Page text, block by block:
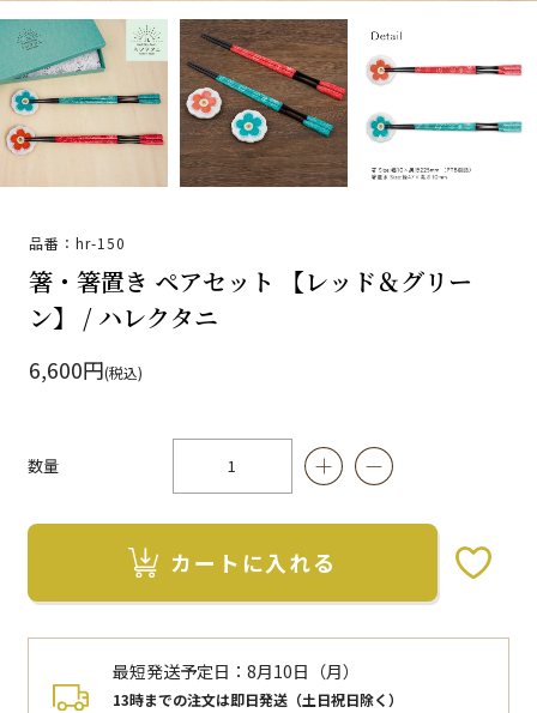
品番：hr-150
箸・箸置き ペアセット 【レッド＆グリー
ン】 / ハレクタニ
6,600円(税込)
数量
カートに入れる
最短発送予定日：8月10日（月）
13時までの注文は即日発送（土日祝日除く）